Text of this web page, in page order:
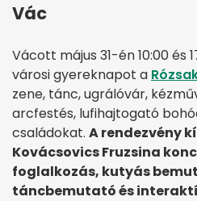
Vác
Vácott május 31-én 10:00 és
városi gyereknapot a
zene, tánc, ugrálóvár,
arcfestés, lufihajtogató
családokat. A rendezvény
Kovácsovics Fruzsina
foglalkozás, kutyás
táncbemutató és